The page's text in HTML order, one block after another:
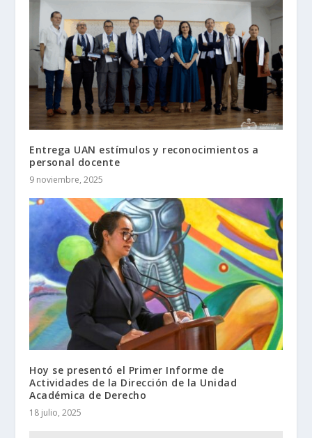
Entrega UAN estímulos y reconocimientos a
personal docente
9 noviembre, 2025
Hoy se presentó el Primer Informe de
Actividades de la Dirección de la Unidad
Académica de Derecho
18 julio, 2025